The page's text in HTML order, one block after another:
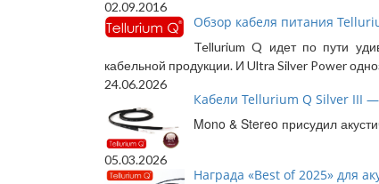
02.09.2016
Обзор кабеля питания
Tellurium Q идет по пути
кабельной продукции. И Ultra Silver Power
24.06.2026
Кабели Tellurium Q Silver III
Mono & Stereo присудил
05.03.2026
Награда «Best of 2025» для